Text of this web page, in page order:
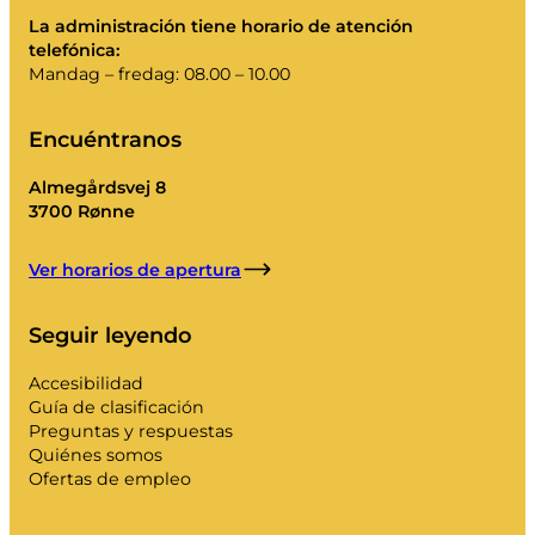
Portal de residuos
Vaciar el calendario y mucho más.
La administración tiene horario de atención
telefónica:
Mandag – fredag: 08.00 – 10.00
Encuéntranos
Almegårdsvej 8
3700 Rønne
Ver horarios de apertura
Seguir leyendo
Accesibilidad
Guía de clasificación
Preguntas y respuestas
Quiénes somos
Ofertas de empleo